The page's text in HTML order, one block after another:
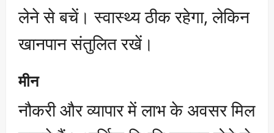
लेने से बचें। स्वास्थ्य ठीक रहेगा, लेकिन
खानपान संतुलित रखें।
मीन
नौकरी और व्यापार में लाभ के अवसर मिल